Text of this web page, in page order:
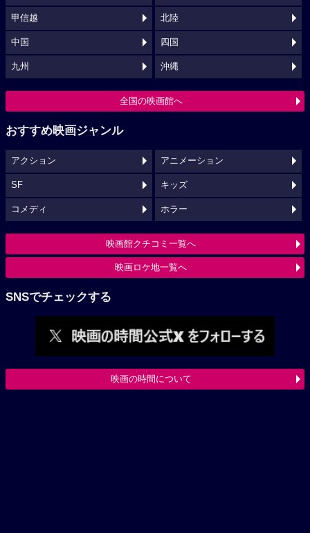
甲信越 北陸
中国 四国
九州 沖縄
全国の映画館へ
おすすめ映画ジャンル
アクション アニメーション
SF キッズ
コメディ ホラー
映画館クチコミ一覧へ
映画ロケ地一覧へ
SNSでチェックする
映画の時間について